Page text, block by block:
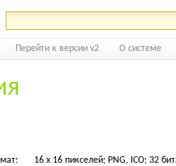
Перейти к версии v2 О системе
16 x 16 пикселей; PNG, ICO; 32